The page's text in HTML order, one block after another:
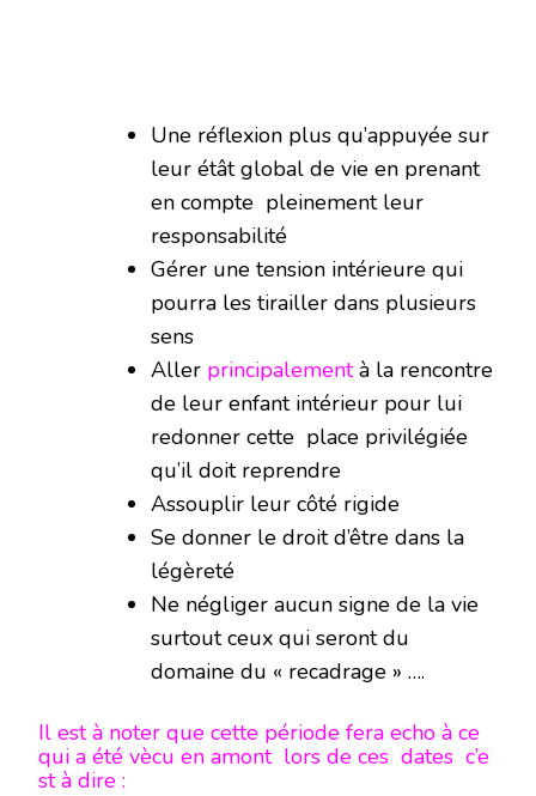
Une réflexion plus qu’appuyée sur
leur étât global de vie en prenant
en compte pleinement leur
responsabilité
Gérer une tension intérieure qui
pourra les tirailler dans plusieurs
sens
Aller principalementà la rencontre
de leur enfant intérieur pour lui
redonner cette place privilégiée
qu’il doit reprendre
Assouplir leur côté rigide
Se donner le droit d’être dans la
légèreté
Ne négliger aucun signe de la vie
surtout ceux qui seront du
domaine du « recadrage » ….
Il est à noter que cette période fera echo à ce
qui a été vècu en amont lors de ces dates c’e
st à dire :